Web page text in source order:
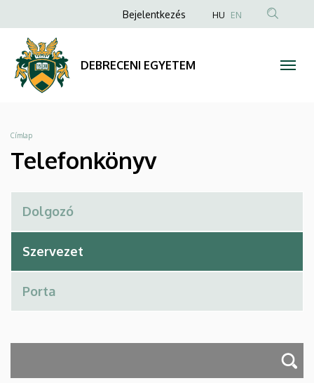
Telefonkönyv
DEBRECENI
EGYETEM
a
tartalomra
Anonim
menüje
Bejelentkezés HU EN
DEBRECENI EGYETEM
Morzsa
Címlap
Telefonkönyv